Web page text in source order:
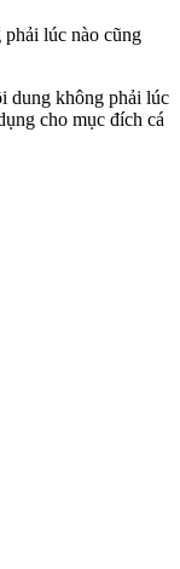
lúc nào cũng
dung không phải lúc
cho mục đích cá